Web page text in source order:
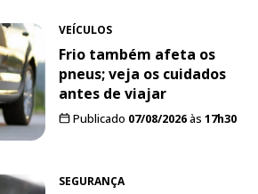
VEÍCULOS
Frio também afeta os
pneus; veja os cuidados
antes de viajar
Publicado 07/08/2026às 17h30
SEGURANÇA